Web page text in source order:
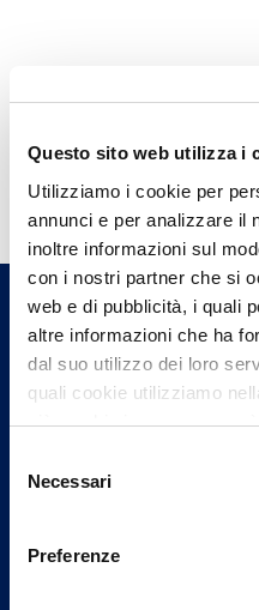
Questo sito web utilizza i
Utilizziamo i cookie per
annunci e per analizzare il
inoltre informazioni sul
con i nostri partner che si
web e di pubblicità, i quali
altre informazioni che ha
dal suo utilizzo dei loro
quali cookie utilizziamo
più su chi siamo, come
può trovare nel footer del
delNecessari
Preferenze
Hai bisogno
Trova l'Agenzia più
un nostro Agente.
Contattaci